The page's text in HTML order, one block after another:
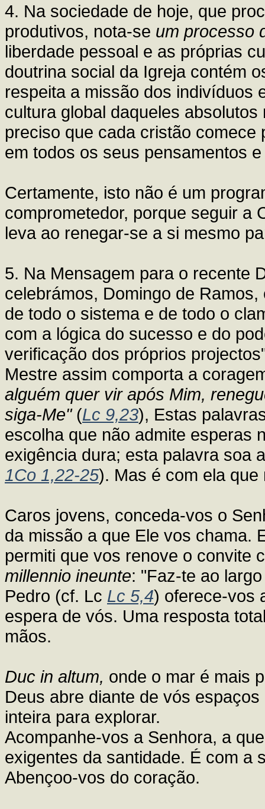
4. Na sociedade de hoje, que
produtivos, nota-se um processo
liberdade pessoal e as próprias
doutrina social da Igreja contém
respeita a missão dos indivíduos
cultura global daqueles
preciso que cada cristão
em todos os seus pensamentos
Certamente, isto não é um
comprometedor, porque seguir a
leva ao renegar-se a si mesmo
5. Na Mensagem para o recente
celebrámos, Domingo de
de todo o sistema e de todo o
com a lógica do sucesso e do
verificação dos próprios
Mestre assim comporta a
alguém quer vir após Mim,
siga-Me"(Lc 9,23), Estas
escolha que não admite esperas
exigência dura; esta palavra soa
1Co 1,22-25). Mas é com ela
Caros jovens, conceda-vos o
da missão a que Ele vos chama.
permiti que vos renove o convite
millennio ineunte: "Faz-te ao
Pedro (cf. Lc Lc 5,4) oferece-vos
espera de vós. Uma resposta
mãos.
Duc in altum, onde o mar é mais
Deus abre diante de vós
inteira para explorar.
Acompanhe-vos a Senhora, a
exigentes da santidade. É com a
Abençoo-vos do coração.